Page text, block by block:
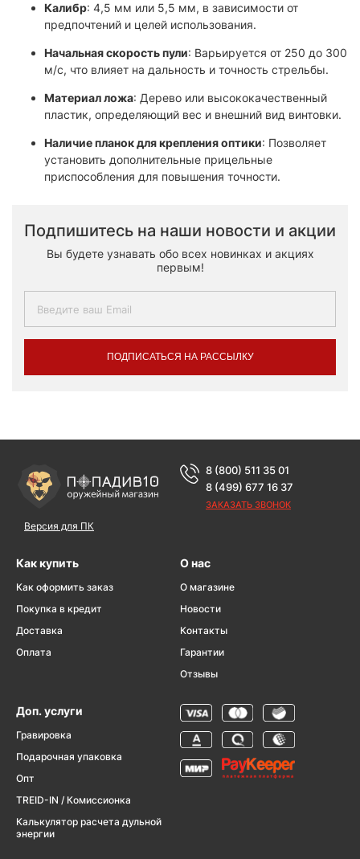
Калибр: 4,5 мм или 5,5 мм, в зависимости от
предпочтений и целей использования.​
Начальная скорость пули: Варьируется от 250 до 300
м/с, что влияет на дальность и точность стрельбы.​
Материал ложа: Дерево или высококачественный
пластик, определяющий вес и внешний вид винтовки.​
Наличие планок для крепления оптики: Позволяет
установить дополнительные прицельные
приспособления для повышения точности.
Подпишитесь на наши новости и акции
Вы будете узнавать обо всех новинках и акциях
первым!
ПОДПИСАТЬСЯ НА РАССЫЛКУ
Версия для ПК
8 (800) 511 35 01
8 (499) 677 16 37
ЗАКАЗАТЬ ЗВОНОК
Как купить
Как оформить заказ
Покупка в кредит
Доставка
Оплата
О нас
О магазине
Новости
Контакты
Гарантии
Отзывы
Доп. услуги
Гравировка
Подарочная упаковка
Опт
TREID-IN / Комиссионка
Калькулятор расчета дульной
энергии